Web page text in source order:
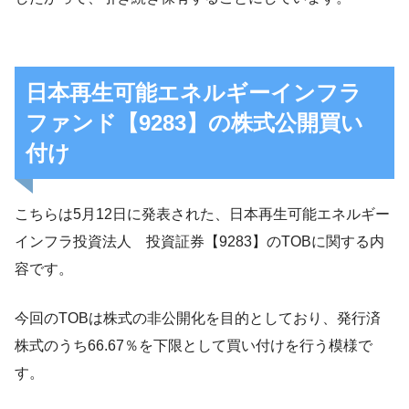
日本再生可能エネルギーインフラ
ファンド【9283】の株式公開買い
付け
こちらは5月12日に発表された、日本再生可能エネルギー
インフラ投資法人 投資証券【9283】のTOBに関する内
容です。
今回のTOBは株式の非公開化を目的としており、発行済
株式のうち66.67％を下限として買い付けを行う模様で
す。